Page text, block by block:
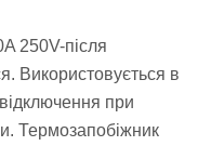
250V-після
Використовується в
при
Термозапобіжник